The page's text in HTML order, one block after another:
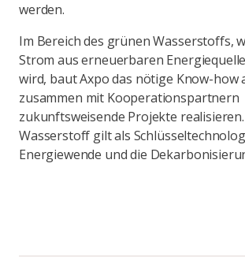
werden.
Im Bereich des grünen Wasserstoffs,
Strom aus erneuerbaren
wird, baut Axpo das nötige Know-how
zusammen mit Kooperationspartnern
zukunftsweisende Projekte
Wasserstoff gilt als
Energiewende und die